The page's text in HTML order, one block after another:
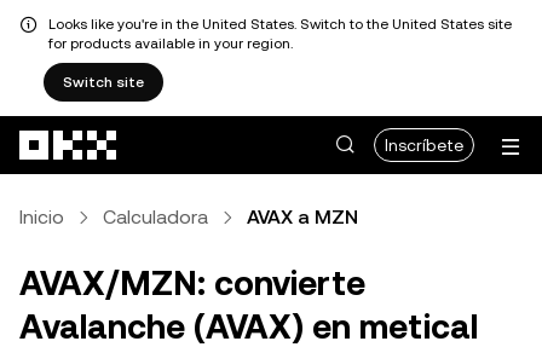
Looks like you're in the United States. Switch to the United States site
for products available in your region.
Switch site
Inscríbete
Inicio Calculadora AVAX a MZN
AVAX/MZN: convierte
Avalanche (AVAX) en metical